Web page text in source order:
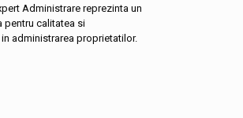
Administrare reprezinta un
pentru calitatea si
administrarea proprietatilor.